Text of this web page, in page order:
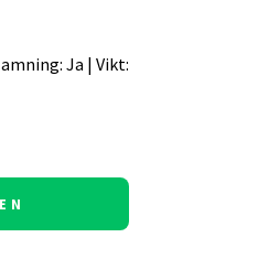
Ja | Vikt: